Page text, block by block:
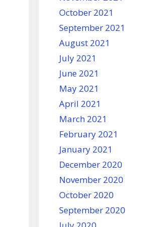
October 2021
September 2021
August 2021
July 2021
June 2021
May 2021
April 2021
March 2021
February 2021
January 2021
December 2020
November 2020
October 2020
September 2020